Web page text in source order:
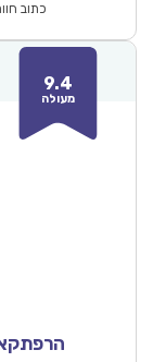
כתוב
9.4
מעולה
הרפתקאות דוד